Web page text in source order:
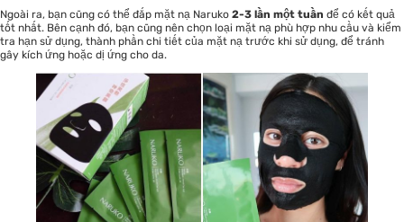
Ngoài ra, bạn cũng có thể đắp mặt nạ Naruko 2-3 lần một tuần để có kết quả
tốt nhất. Bên cạnh đó, bạn cũng nên chọn loại mặt nạ phù hợp nhu cầu và kiểm
tra hạn sử dụng, thành phần chi tiết của mặt nạ trước khi sử dụng, để tránh
gây kích ứng hoặc dị ứng cho da.